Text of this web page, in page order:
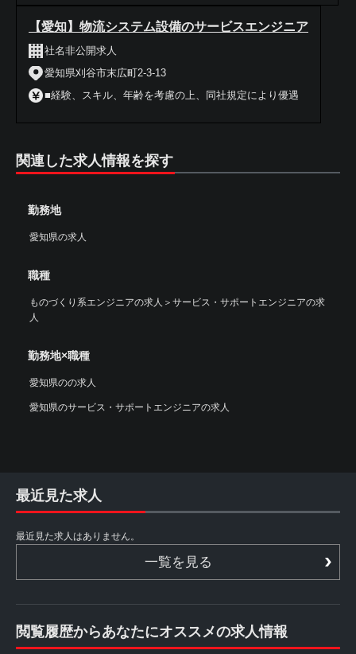
【愛知】物流システム設備のサービスエンジニア
社名非公開求人
愛知県刈谷市末広町2-3-13
■経験、スキル、年齢を考慮の上、同社規定により優遇
関連した求人情報を探す
勤務地
愛知県の求人
職種
ものづくり系エンジニアの求人 ＞ サービス・サポートエンジニアの求
人
勤務地×職種
愛知県のの求人
愛知県のサービス・サポートエンジニアの求人
最近見た求人
最近見た求人はありません。
一覧を見る
閲覧履歴からあなたにオススメの求人情報